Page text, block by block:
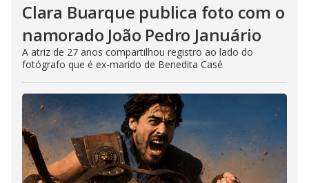
Clara Buarque publica foto com o
namorado João Pedro Januário
A atriz de 27 anos compartilhou registro ao lado do
fotógrafo que é ex-marido de Benedita Casé